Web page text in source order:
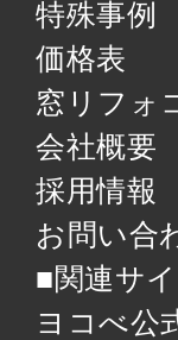
特殊事例
価格表
窓リフォ
会社概要
採用情報
お問い合
■関連サイ
ヨコべ公